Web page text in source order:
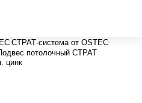
СТРАТ-система от OSTEC
потолочный СТРАТ
цинк